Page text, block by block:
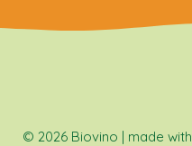
© 2026 Biovino | made with